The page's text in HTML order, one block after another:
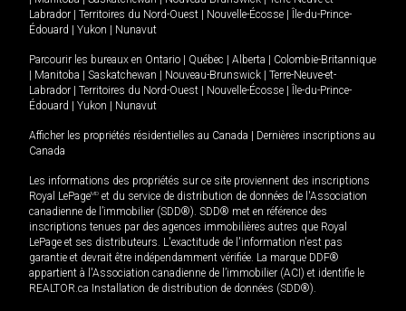
Labrador
Territoires du Nord-Ouest Nouvelle-Écosse
Île-du-Prince-
Édouard
Yukon Nunavut
Parcourir les bureaux en Ontario Québec Alberta
Colombie-Britannique
Manitoba Saskatchewan Nouveau-Brunswick
Terre-Neuve-et-
Labrador
Territoires du Nord-Ouest Nouvelle-Écosse
Île-du-Prince-
Édouard
Yukon Nunavut
Afficher les propriétés résidentielles au Canada
Dernières inscriptions au
Canada
Les informations des propriétés sur ce site proviennent des inscriptions
Royal LePageMD et du service de distribution de données de l'Association
canadienne de l’immobilier (SDD®). SDD® met en référence des
inscriptions tenues par des agences immobilières autres que Royal
LePage et ses distributeurs. L'exactitude de l'information n'est pas
garantie et devrait être indépendamment vérifiée. La marque DDF®
appartient à l'Association canadienne de l’immobilier (ACI) et identifie le
REALTOR.ca Installation de distribution de données (SDD®).